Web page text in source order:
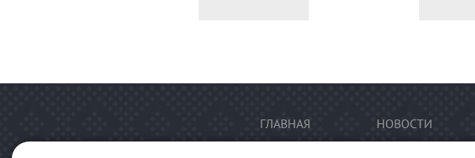
ГЛАВНАЯ НОВОСТИ